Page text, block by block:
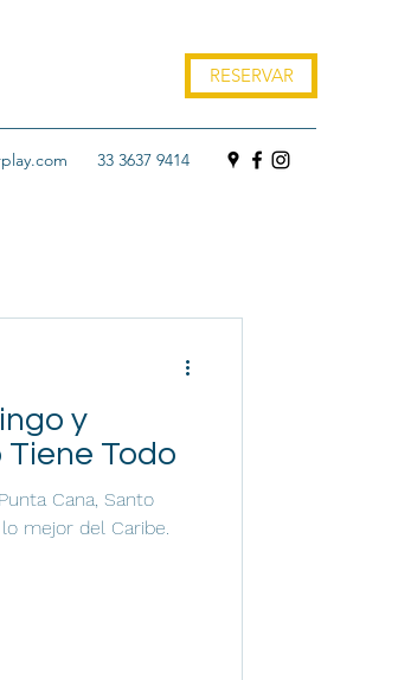
RESERVAR
33 3637 9414
y
Tiene Todo
Cana, Santo
mejor del Caribe.